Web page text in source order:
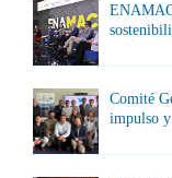
Comité
impulso